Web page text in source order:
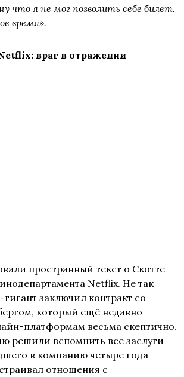
что я не мог позволить себе билет.
время».
враг в отражении
пространный текст о Скотте
Netflix. Не так
заключил контракт со
который ещё недавно
платформам весьма скептично.
решили вспомнить все заслуги
в компанию четыре года
отношения с